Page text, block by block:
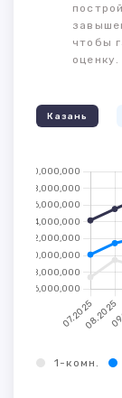
чтобы
оценку.
Казань
1-комн.